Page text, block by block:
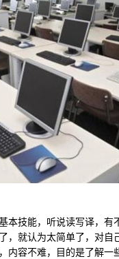
技能，听说读写译，有
就认为太简单了，对自
不难，目的是了解一